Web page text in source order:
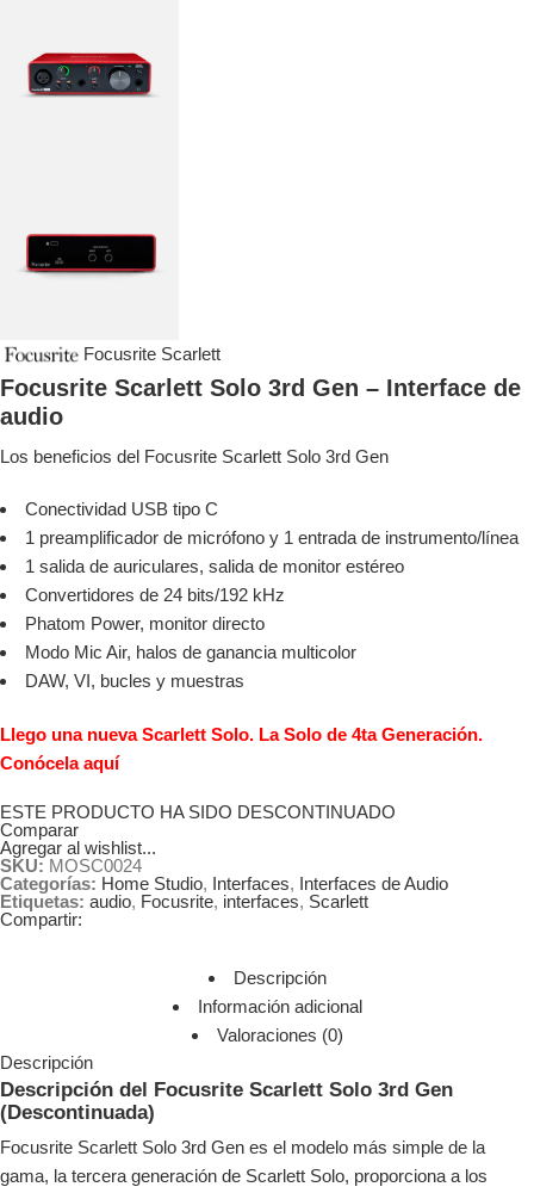
Focusrite Scarlett
Focusrite Scarlett Solo 3rd Gen – Interface de
audio
Los beneficios del Focusrite Scarlett Solo 3rd Gen
Conectividad USB tipo C
1 preamplificador de micrófono y 1 entrada de instrumento/línea
1 salida de auriculares, salida de monitor estéreo
Convertidores de 24 bits/192 kHz
Phatom Power, monitor directo
Modo Mic Air, halos de ganancia multicolor
DAW, VI, bucles y muestras
Llego una nueva Scarlett Solo. La Solo de 4ta Generación.
Conócela aquí
ESTE PRODUCTO HA SIDO DESCONTINUADO
Comparar
Agregar al wishlist...
SKU: MOSC0024
Categorías: Home Studio, Interfaces, Interfaces de Audio
Etiquetas: audio, Focusrite, interfaces, Scarlett
Compartir:
Descripción
Información adicional
Valoraciones (0)
Descripción
Descripción del Focusrite Scarlett Solo 3rd Gen
(Descontinuada)
Focusrite Scarlett Solo 3rd Gen es el modelo más simple de la
gama, la tercera generación de Scarlett Solo, proporciona a los